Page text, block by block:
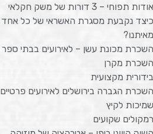
אודות תפוחי – 3 דורות של משק חקלאי
כיצד נקבעת מסגרת האשראי של כל אחד
מאיתנו?
השכרת מכונת עשן – לאירועים בבתי ספר
השכרת מקרן
בידורית מקצועית
השכרת הגברה בירושלים לאירועים פרטיים
שמיכות לקיץ
רמקולים שקועים